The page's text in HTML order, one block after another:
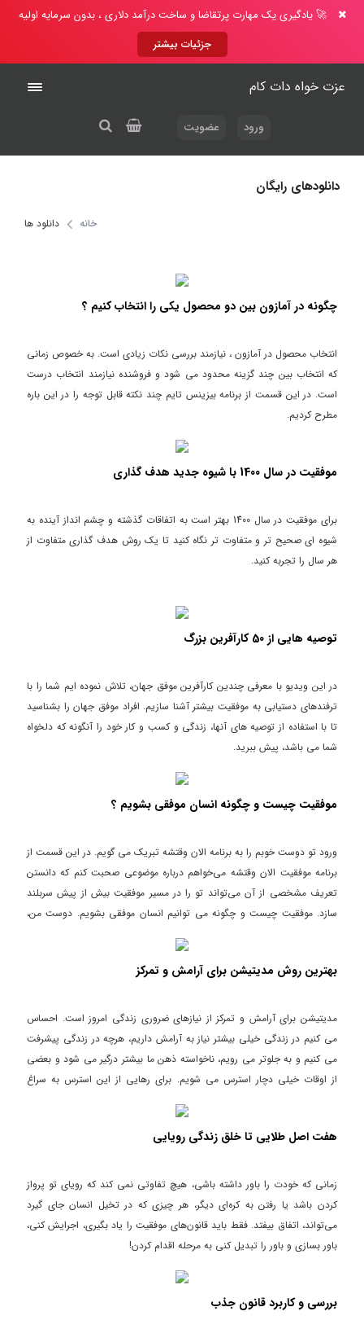
🚀 یادگیری یک مهارت پرتقاضا و ساخت درآمد دلاری ، بدون سرمایه اولیه
جزئیات بیشتر
عزت خواه دات کام
ورود عضویت
دانلودهای رایگان
خانه دانلود ها
چگونه در آمازون بین دو محصول یکی را انتخاب کنیم ؟
انتخاب محصول در آمازون ، نیازمند بررسی نکات زیادی است. به خصوص زمانی
که انتخاب بین چند گزینه محدود می شود و فروشنده نیازمند انتخاب درست
است. در این قسمت از برنامه بیزینس تایم چند نکته قابل توجه را در این باره
مطرح کردیم.
موفقیت در سال 1400 با شیوه جدید هدف گذاری
برای موفقیت در سال 1400 بهتر است به اتفاقات گذشته و چشم انداز آینده به
شیوه ای صحیح تر و متفاوت تر نگاه کنید تا یک روش هدف گذاری متفاوت از
هر سال را تجربه کنید.
توصیه هایی از 50 کارآفرین بزرگ
در این ویدیو با معرفی چندین کارآفرین موفق جهان، تلاش نموده ایم شما را با
ترفندهای دستیابی به موفقیت بیشتر آشنا سازیم. افراد موفق جهان را بشناسید
تا با استفاده از توصیه های آنها، زندگی و کسب و کار خود را آنگونه که دلخواه
شما می باشد، پیش ببرید.
موفقیت چیست و چگونه انسان موفقی بشویم ؟
ورود تو دوست خوبم را به برنامه الان وقتشه تبریک می گویم. در این قسمت از
برنامه موفقیت الان وقتشه می‌خواهم درباره موضوعی صحبت کنم که دانستن
تعریف مشخصی از آن می‌تواند تو را در مسیر موفقیت بیش از پیش سربلند
سازد. موفقیت چیست و چگونه می توانیم انسان موفقی بشویم. دوست من،
می‌گردد در این مسیر دچار مشکل بشویم. ما باید بدانیم که موفقیت از جنس
نگرش است و حسی است که آن را در ذهن خود پرورش داده و باور می‌کنیم.
بهترین روش مدیتیشن برای آرامش و تمرکز
مدیتیشن برای آرامش و تمرکز از نیازهای ضروری زندگی امروز است. احساس
می کنیم در زندگی خیلی بیشتر نیاز به آرامش داریم، هرچه در زندگی پیشرفت
می کنیم و به جلوتر می رویم، ناخواسته ذهن ما بیشتر درگیر می شود و بعضی
از اوقات خیلی دچار استرس می شویم. برای رهایی از این استرس به سراغ
هفت اصل طلایی تا خلق زندگی رویایی
زمانی که خودت را باور داشته باشی، هیچ تفاوتی نمی کند که رویای تو پرواز
کردن باشد یا رفتن به کره‌ای دیگر، هر چیزی که در تخیل انسان جای گیرد
می‌تواند، اتفاق بیفتد. فقط باید قانون‌های موفقیت را یاد بگیری، اجرایش کنی،
باور بسازی و باور را تبدیل کنی به مرحله اقدام کردن!
بررسی و کاربرد قانون جذب